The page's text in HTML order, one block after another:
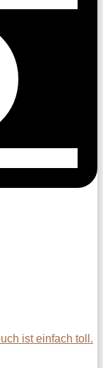
ist einfach toll.